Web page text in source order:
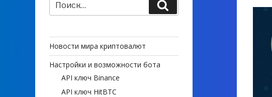
Новости мира криптовалют
Настройки и возможности бота
API ключ Binance
API ключ HitBTC